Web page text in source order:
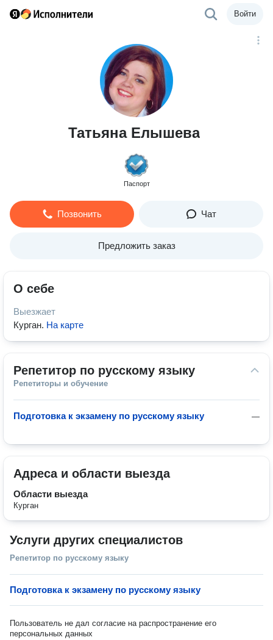
Войти
Татьяна Елышева
Паспорт
Позвонить Чат
Предложить заказ
О себе
Выезжает
Курган. На карте
Репетитор по русскому языку
Репетиторы и обучение
—
Подготовка к экзамену по русскому языку
Адреса и области выезда
Области выезда
Курган
Услуги других специалистов
Репетитор по русскому языку
Подготовка к экзамену по русскому языку
Пользователь не дал согласие на распространение его
персональных данных